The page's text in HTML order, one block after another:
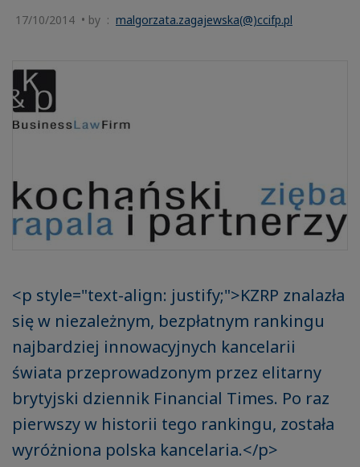
17/10/2014 • by : malgorzata.zagajewska(@)ccifp.pl
<p style="text-align: justify;">KZRP znalazła
się w niezależnym, bezpłatnym rankingu
najbardziej innowacyjnych kancelarii
świata przeprowadzonym przez elitarny
brytyjski dziennik Financial Times. Po raz
pierwszy w historii tego rankingu, została
wyróżniona polska kancelaria.</p>